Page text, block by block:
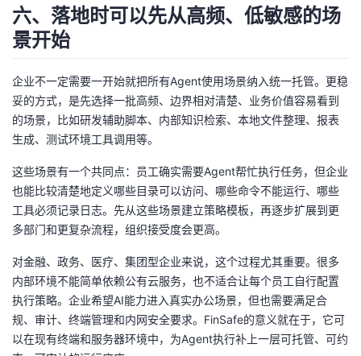
六、落地时可以先从高频、低敏感的场
景开始
企业不一定需要一开始就把所有Agent使用场景纳入统一托管。更稳
妥的方式，是先选择一批高频、边界相对清楚、业务价值容易看到
的场景，比如研发辅助脚本、内部知识检索、本地文件整理、报表
生成、测试环境工具调用等。
这些场景有一个共同点：员工确实需要Agent帮忙执行任务，但企业
也能比较清楚地定义哪些目录可以访问、哪些命令不能运行、哪些
工具必须记录日志。先从这些场景建立策略模板，再逐步扩展到更
多部门和更复杂流程，组织接受度会更高。
对金融、政务、医疗、集团型企业来说，这个过程尤其重要。很多
内部环境不能简单依赖公有云服务，也不适合让每个员工自行配置
执行策略。企业希望AI能力进入真实办公场景，但也需要满足合
规、审计、终端管理和内网安全要求。FinSafe的意义就在于，它可
以在现有终端和服务器环境中，为Agent执行补上一层可托管、可约